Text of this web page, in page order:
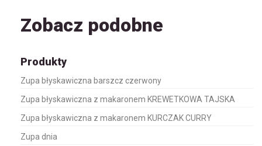
Zobacz podobne
Produkty
Zupa błyskawiczna barszcz czerwony
Zupa błyskawiczna z makaronem KREWETKOWA TAJSKA
Zupa błyskawiczna z makaronem KURCZAK CURRY
Zupa dnia